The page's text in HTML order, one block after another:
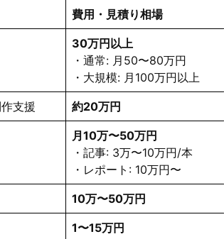
費用・見積り相場
30万円以上
・通常: 月50〜80万円
・大規模: 月100万円以上
支援 約20万円
月10万〜50万円
・記事: 3万〜10万円/本
・レポート: 10万円〜
10万〜50万円
1〜15万円